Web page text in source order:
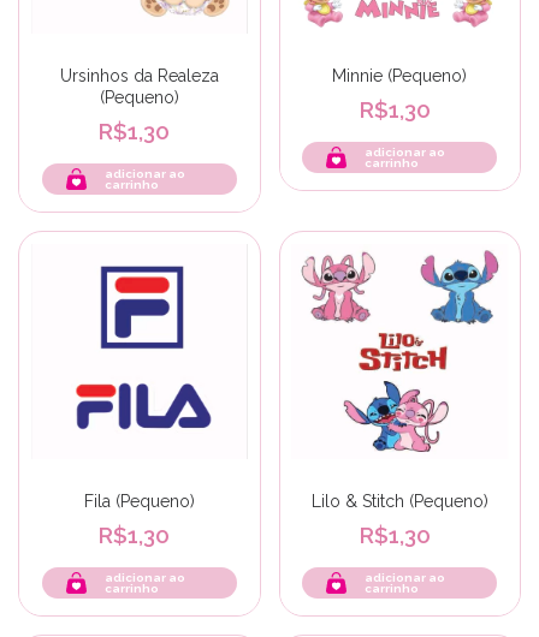
Ursinhos da Realeza
(Pequeno)
R$1,30
adicionar ao
carrinho
Minnie (Pequeno)
R$1,30
adicionar ao
carrinho
Fila (Pequeno)
R$1,30
adicionar ao
carrinho
Lilo & Stitch (Pequeno)
R$1,30
adicionar ao
carrinho